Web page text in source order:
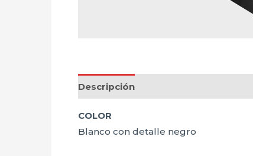
Descripción
COLOR
Blanco con detalle negro